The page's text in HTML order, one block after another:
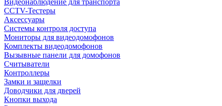
CCTV-Тестеры
Аксессуары
Системы контроля доступа
Мониторы для видеодомофонов
Комплекты видеодомофонов
Вызывные панели для домофонов
Считыватели
Контроллеры
Замки и защелки
Доводчики для дверей
Кнопки выхода